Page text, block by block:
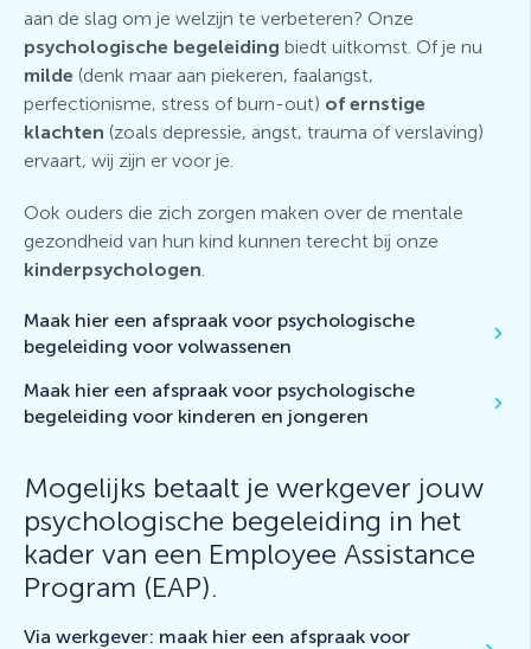
aan de slag om je welzijn te verbeteren? Onze
psychologische begeleiding biedt uitkomst. Of je nu
milde (denk maar aan piekeren, faalangst,
perfectionisme, stress of burn-out) of ernstige
klachten (zoals depressie, angst, trauma of verslaving)
ervaart, wij zijn er voor je.
Ook ouders die zich zorgen maken over de mentale
gezondheid van hun kind kunnen terecht bij onze
kinderpsychologen.
Maak hier een afspraak voor psychologische
begeleiding voor volwassenen
Maak hier een afspraak voor psychologische
begeleiding voor kinderen en jongeren
Mogelijks betaalt je werkgever jouw
psychologische begeleiding in het
kader van een Employee Assistance
Program (EAP).
Via werkgever: maak hier een afspraak voor